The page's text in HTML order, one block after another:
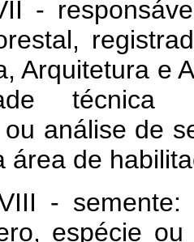
Arquitetura e
técnica
análise de
área de
espécie